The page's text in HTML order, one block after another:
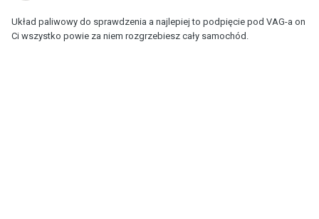
Układ paliwowy do sprawdzenia a najlepiej to podpięcie pod VAG-a on
Ci wszystko powie za niem rozgrzebiesz cały samochód.